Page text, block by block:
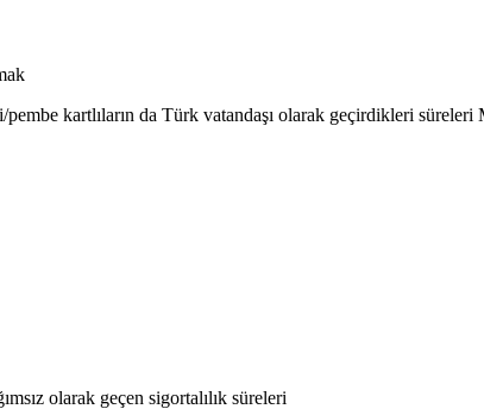
kartlıların da Türk vatandaşı olarak geçirdikleri
olarak geçen sigortalılık süreleri